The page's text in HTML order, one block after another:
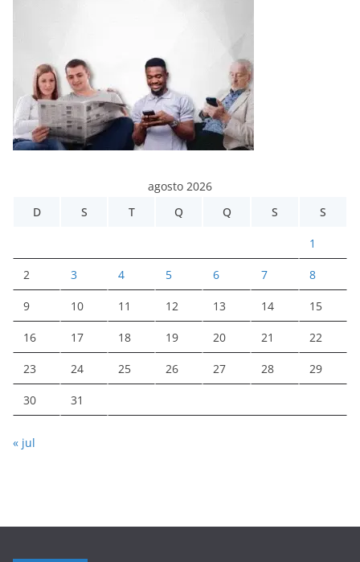
agosto 2026
D
S T Q Q S S
1
2 3 4 5 6 7 8
9 10 11 12 13 14 15
16 17 18 19 20 21 22
23 24 25 26 27 28 29
30 31
« jul